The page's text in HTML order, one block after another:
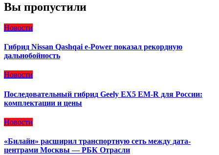
Вы пропустили
Новости
Гибрид Nissan Qashqai e-Power показал рекордную
дальнобойность
Новости
Последовательный гибрид Geely EX5 EM-R для России:
комплектации и цены
Новости
«Билайн» расширил транспортную сеть между дата-
центрами Москвы — РБК Отрасли